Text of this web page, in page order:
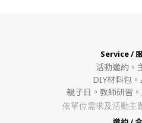
Service /
活動邀約。
DIY材料包。
親子日。教師研習
依單位需求及活動主